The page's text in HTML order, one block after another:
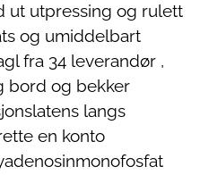
ut utpressing og rulett
og umiddelbart
fra 34 leverandør ,
bord og bekker
langs
en konto